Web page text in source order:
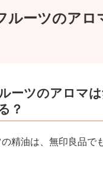
ルーツのアロ
ーツのアロマ
？
精油は、無印良品で